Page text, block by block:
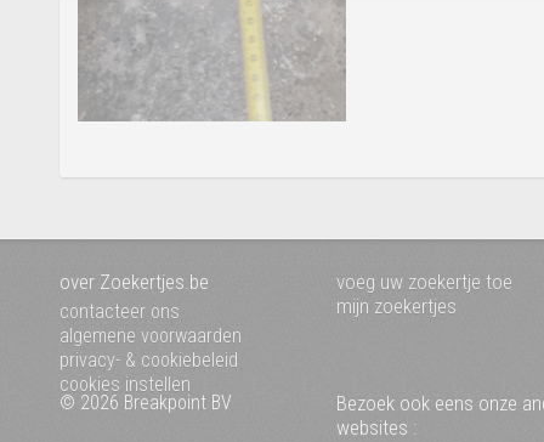
over Zoekertjes.be
contacteer ons
algemene voorwaarden
privacy- & cookiebeleid
cookies instellen
voeg uw zoekertje toe
mijn zoekertjes
© 2026 Breakpoint BV
Bezoek ook eens onze
websites :